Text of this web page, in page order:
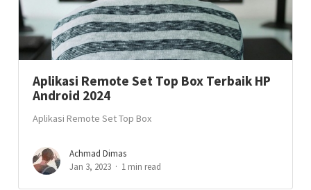
Aplikasi Remote Set Top Box Terbaik HP
Android 2024
Aplikasi Remote Set Top Box
Achmad Dimas
Jan 3, 2023
1 min read